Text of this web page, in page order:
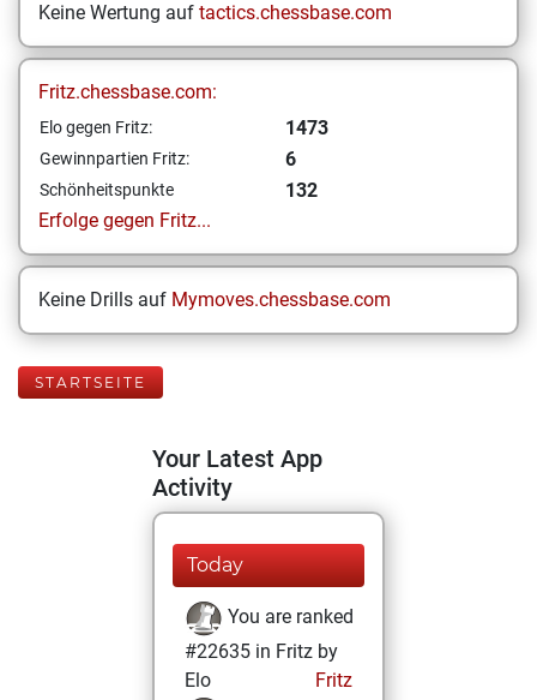
Keine Wertung auf tactics.chessbase.com
Fritz.chessbase.com:
Elo gegen Fritz: 1473
Gewinnpartien Fritz: 6
Schönheitspunkte
132
Erfolge gegen Fritz...
Keine Drills auf Mymoves.chessbase.com
STARTSEITE
Your Latest App
Activity
Today
You are ranked
#22635 in Fritz by
Elo
Fritz